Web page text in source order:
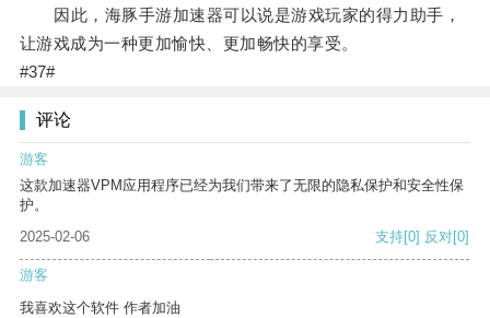
因此，海豚手游加速器可以说是游戏玩家的得力助手，
让游戏成为一种更加愉快、更加畅快的享受。
#37#
评论
游客
这款加速器VPM应用程序已经为我们带来了无限的隐私保护和安全性保
护。
2025-02-06
支持[0] 反对[0]
游客
我喜欢这个软件 作者加油